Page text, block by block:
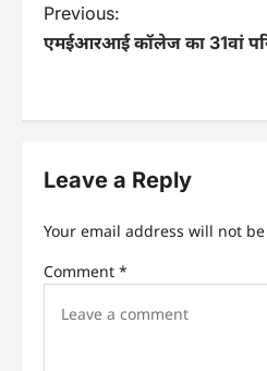
P
o
n
i
Previous:
एमईआरआई कॉलेज का 31वां
Leave a Reply
Your email address will not
Comment *